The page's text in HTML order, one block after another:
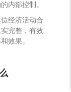
内部控制。
经济活动合
完整，有效
效果。